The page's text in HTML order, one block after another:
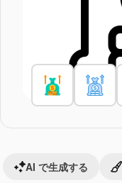
AI で生成する